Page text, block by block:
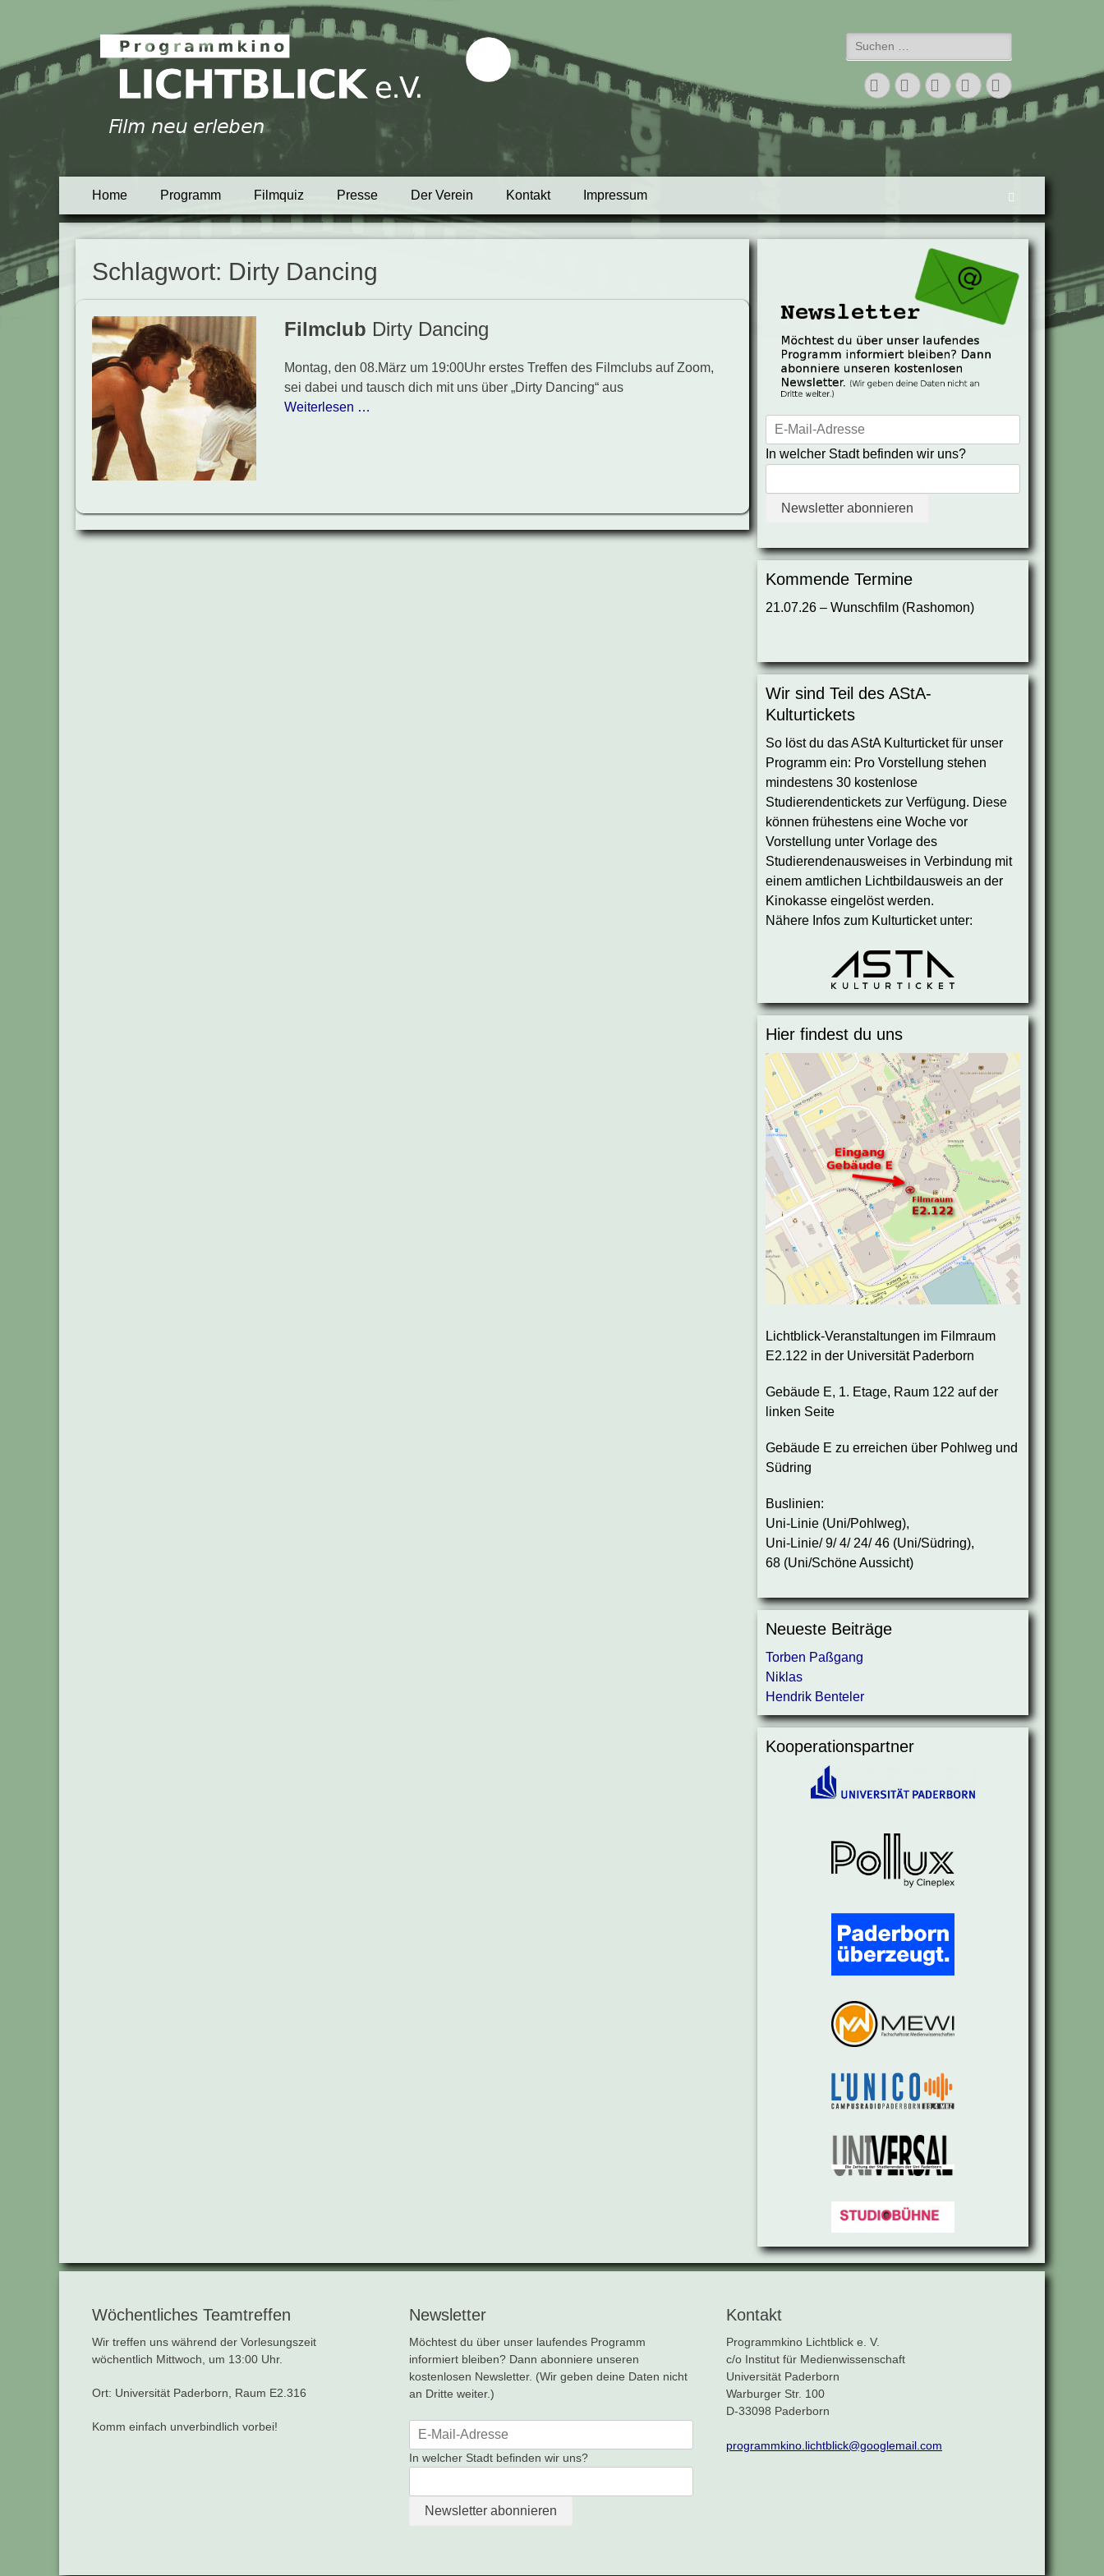
Programmkino Lichtblick e.V.
Suchen
nach:
Facebook
Twitter
E-
Mail
VimeoInstagram
Primäres
Menü
springen
Home Programm Filmquiz Presse Der Verein Kontakt Impressum
Schlagwort: Dirty Dancing
Filmclub Dirty Dancing
Montag, den 08.März um 19:00Uhr erstes Treffen des Filmclubs auf Zoom,
sei dabei und tausch dich mit uns über „Dirty Dancing“ aus
Weiterlesen …
In welcher Stadt befinden wir uns?
Kommende Termine
21.07.26 – Wunschfilm (Rashomon)
Wir sind Teil des AStA-
Kulturtickets
So löst du das AStA Kulturticket für unser
Programm ein: Pro Vorstellung stehen
mindestens 30 kostenlose
Studierendentickets zur Verfügung. Diese
können frühestens eine Woche vor
Vorstellung unter Vorlage des
Studierendenausweises in Verbindung mit
einem amtlichen Lichtbildausweis an der
Kinokasse eingelöst werden.
Nähere Infos zum Kulturticket unter:
Hier findest du uns
Lichtblick-Veranstaltungen im Filmraum
E2.122 in der Universität Paderborn
Gebäude E, 1. Etage, Raum 122 auf der
linken Seite
Gebäude E zu erreichen über Pohlweg und
Südring
Buslinien:
Uni-Linie (Uni/Pohlweg),
Uni-Linie/ 9/ 4/ 24/ 46 (Uni/Südring),
68 (Uni/Schöne Aussicht)
Neueste Beiträge
Torben Paßgang
Niklas
Hendrik Benteler
Kooperationspartner
Wöchentliches Teamtreffen
Wir treffen uns während der Vorlesungszeit
wöchentlich Mittwoch, um 13:00 Uhr.
Ort: Universität Paderborn, Raum E2.316
Komm einfach unverbindlich vorbei!
Newsletter
Möchtest du über unser laufendes Programm
informiert bleiben? Dann abonniere unseren
kostenlosen Newsletter. (Wir geben deine Daten nicht
an Dritte weiter.)
In welcher Stadt befinden wir uns?
Kontakt
Programmkino Lichtblick e. V.
c/o Institut für Medienwissenschaft
Universität Paderborn
Warburger Str. 100
D-33098 Paderborn
programmkino.lichtblick@googlemail.com